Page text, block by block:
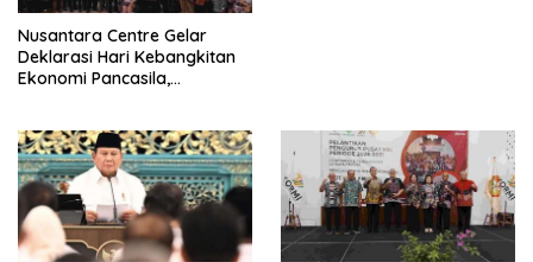
Nusantara Centre Gelar
Deklarasi Hari Kebangkitan
Ekonomi Pancasila,
Penjajahan (Pergolakan
Ekonomi Politik Indonesia) &
Simposium Nasional “Urgensi
Undang-Undang
Perekonomian Nasional dan
Kesejahteraan Sosial dalam